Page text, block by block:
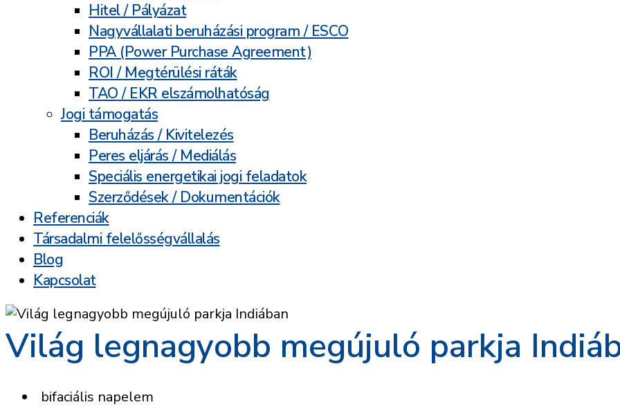
Hitel / Pályázat
Nagyvállalati beruházási program / ESCO
PPA (Power Purchase Agreement)
ROI / Megtérülési ráták
TAO / EKR elszámolhatóság
Jogi támogatás
Beruházás / Kivitelezés
Peres eljárás / Mediálás
Speciális energetikai jogi feladatok
Szerződések / Dokumentációk
Referenciák
Társadalmi felelősségvállalás
Blog
Kapcsolat
Világ legnagyobb megújuló parkja
bifaciális napelem